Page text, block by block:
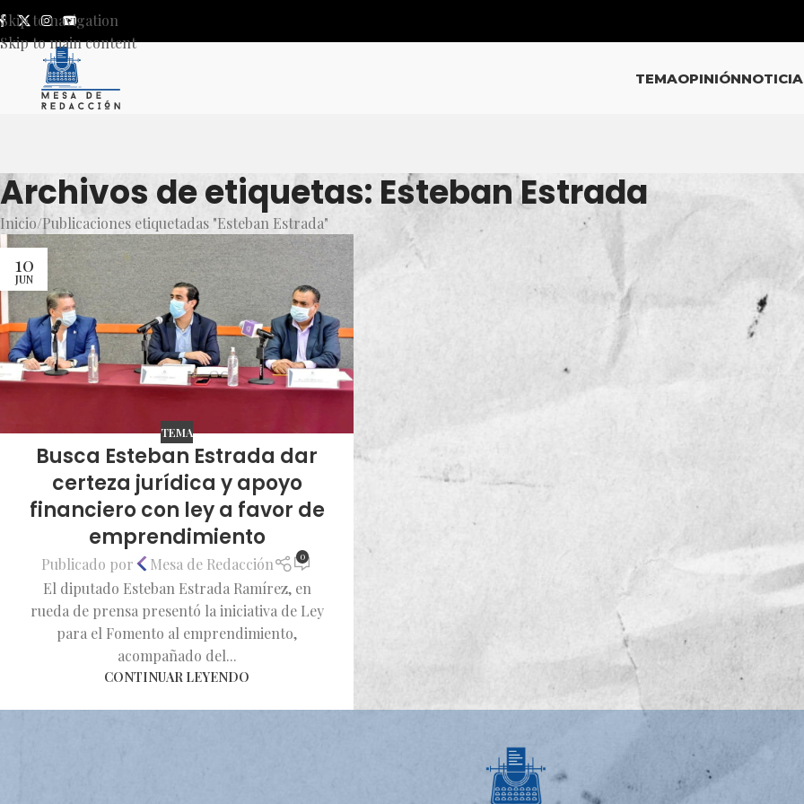
Skip to navigation
Skip to main content
TEMAOPINIÓN
Archivos de etiquetas: Esteban Estrada
Inicio Publicaciones etiquetadas "Esteban Estrada"
10
JUN
TEMA
Busca Esteban Estrada dar
certeza jurídica y apoyo
financiero con ley a favor de
emprendimiento
Publicado por Mesa de Redacción 0
El diputado Esteban Estrada Ramírez, en
rueda de prensa presentó la iniciativa de Ley
para el Fomento al emprendimiento,
acompañado del...
CONTINUAR LEYENDO